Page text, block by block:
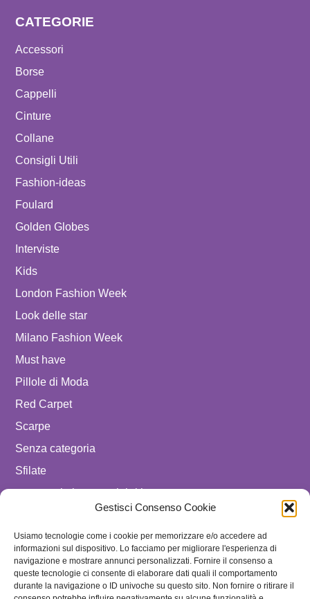
Gestisci Consenso Cookie
Usiamo tecnologie come i cookie per memorizzare e/o accedere ad
informazioni sul dispositivo. Lo facciamo per migliorare l'esperienza di
navigazione e mostrare annunci personalizzati. Fornire il consenso a
queste tecnologie ci consente di elaborare dati quali il comportamento
durante la navigazione o ID univoche su questo sito. Non fornire o ritirare il
CATEGORIE
Accessori
Borse
Cappelli
Cinture
Collane
Consigli Utili
Fashion-ideas
Foulard
Golden Globes
Interviste
Kids
London Fashion Week
Look delle star
Milano Fashion Week
Must have
Pillole di Moda
Red Carpet
Scarpe
Senza categoria
Sfilate
spostare in luxury celebrities
Uomo
SEGUICI SU